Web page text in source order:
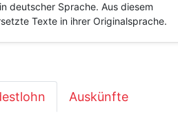
deutscher Sprache. Aus diesem
Texte in ihrer Originalsprache.
Auskünfte